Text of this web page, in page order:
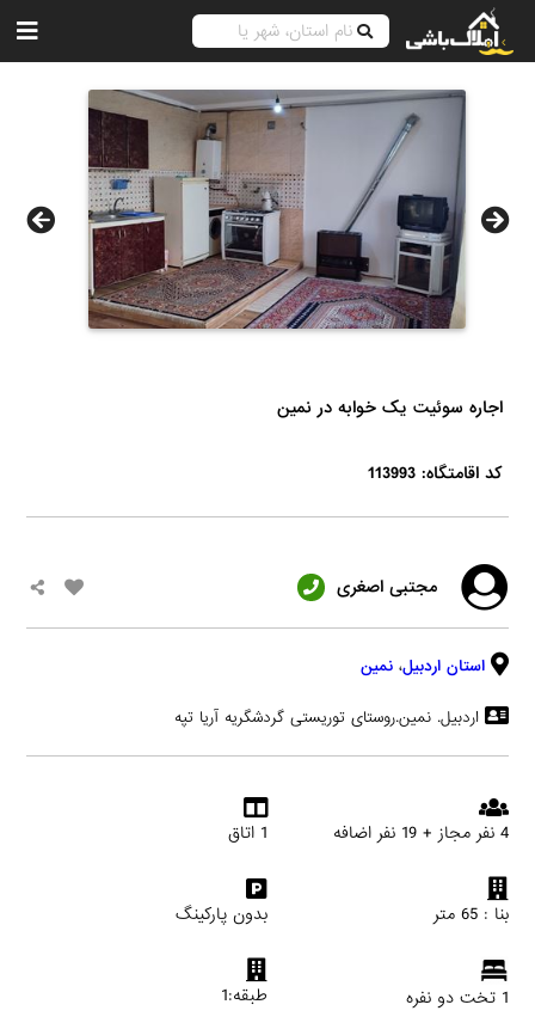
اجاره سوئیت یک‌ خوابه در نمین
کد اقامتگاه: 113993
مجتبی اصغری
استان اردبیل، نمین
اردبیل. نمین.روستای توریستی گردشگریه آریا تپه
4 نفر مجاز + 19 نفر اضافه 1 اتاق
بنا : 65 متر بدون پارکینگ
1 تخت دو نفره طبقه:1